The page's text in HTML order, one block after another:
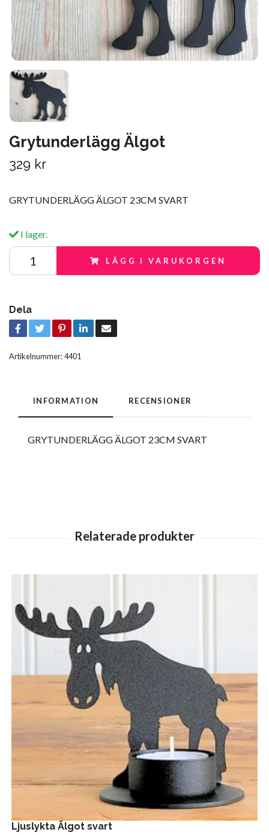
Grytunderlägg Älgot
329 kr
GRYTUNDERLÄGG ÄLGOT 23CM SVART
I lager.
LÄGG I VARUKORGEN
Dela
Artikelnummer:4401
INFORMATION RECENSIONER
GRYTUNDERLÄGG ÄLGOT 23CM SVART
Ljuslykta Älgot svart